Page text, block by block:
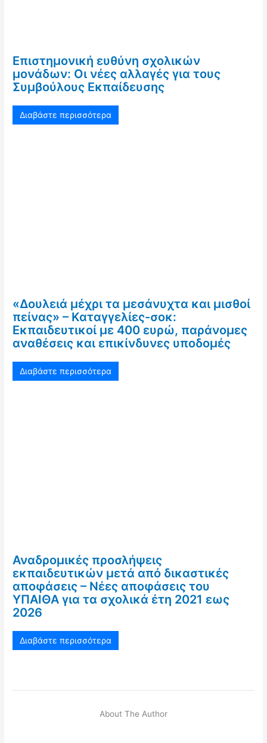
Επιστημονική ευθύνη σχολικών
μονάδων: Οι νέες αλλαγές για τους
Συμβούλους Εκπαίδευσης
Διαβάστε περισσότερα
«Δουλειά μέχρι τα μεσάνυχτα και μισθοί
πείνας» – Καταγγελίες-σοκ:
Εκπαιδευτικοί με 400 ευρώ, παράνομες
αναθέσεις και επικίνδυνες υποδομές
Διαβάστε περισσότερα
Αναδρομικές προσλήψεις
εκπαιδευτικών μετά από δικαστικές
αποφάσεις – Νέες αποφάσεις του
ΥΠΑΙΘΑ για τα σχολικά έτη 2021 εως
2026
Διαβάστε περισσότερα
About The Author